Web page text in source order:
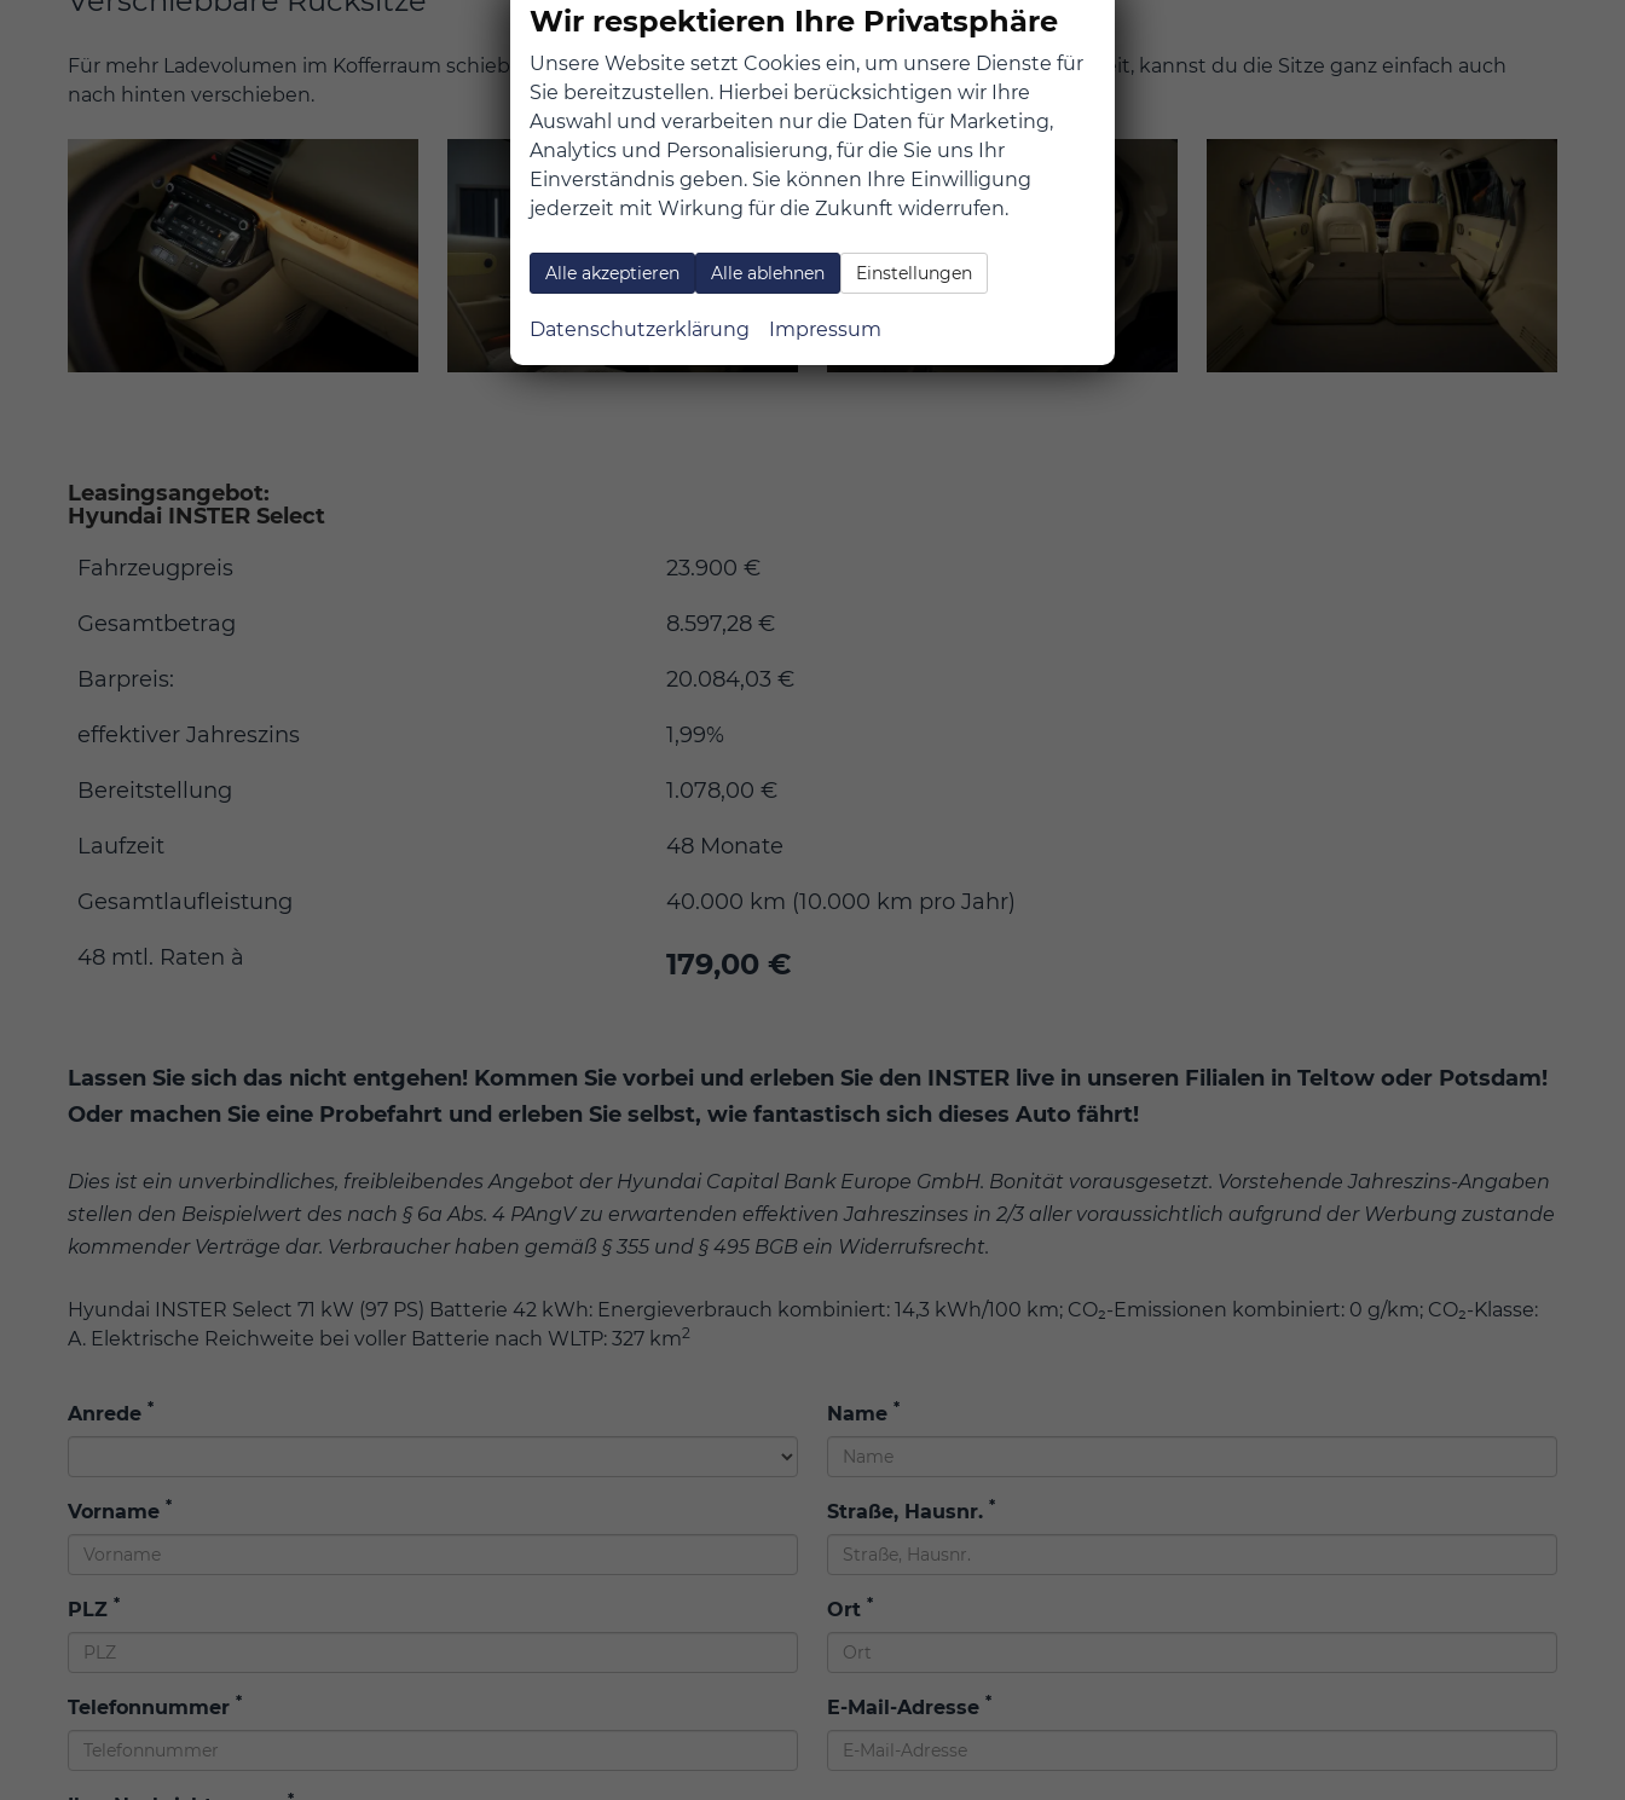
Für mehr Ladevolumen im Kofferraum schiebst du die Rücksitze nach vorne - benötigst du mehr Beinfreiheit, kannst du die Sitze ganz einfach auch
nach hinten verschieben.
Leasingsangebot:
Hyundai INSTER Select
Fahrzeugpreis
23.900 €
Gesamtbetrag 8.597,28 €
Barpreis: 20.084,03 €
effektiver Jahreszins 1,99%
Bereitstellung 1.078,00 €
Laufzeit 48 Monate
Gesamtlaufleistung 40.000 km (10.000 km pro Jahr)
48 mtl. Raten à 179,00 €
Lassen Sie sich das nicht entgehen! Kommen Sie vorbei und erleben Sie den INSTER live in unseren Filialen in Teltow oder Potsdam!
Oder machen Sie eine Probefahrt und erleben Sie selbst, wie fantastisch sich dieses Auto fährt!
Dies ist ein unverbindliches, freibleibendes Angebot der Hyundai Capital Bank Europe GmbH. Bonität vorausgesetzt. Vorstehende Jahreszins-Angaben
stellen den Beispielwert des nach § 6a Abs. 4 PAngV zu erwartenden effektiven Jahreszinses in 2/3 aller voraussichtlich aufgrund der Werbung zustande
kommender Verträge dar. Verbraucher haben gemäß § 355 und § 495 BGB ein Widerrufsrecht.
Hyundai INSTER Select 71 kW (97 PS) Batterie 42 kWh: Energieverbrauch kombiniert: 14,3 kWh/100 km; CO₂-Emissionen kombiniert: 0 g/km; CO₂-Klasse:
A. Elektrische Reichweite bei voller Batterie nach WLTP: 327 km2
Anrede * Name *
Vorname * Straße, Hausnr. *
PLZ * Ort *
Telefonnummer * E-Mail-Adresse *
Wir respektieren Ihre Privatsphäre
Unsere Website setzt Cookies ein, um unsere Dienste für
Sie bereitzustellen. Hierbei berücksichtigen wir Ihre
Auswahl und verarbeiten nur die Daten für Marketing,
Analytics und Personalisierung, für die Sie uns Ihr
Einverständnis geben. Sie können Ihre Einwilligung
jederzeit mit Wirkung für die Zukunft widerrufen.
Alle akzeptieren Alle ablehnen Einstellungen
Datenschutzerklärung Impressum